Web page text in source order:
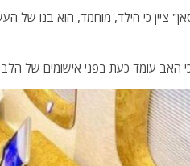
ציין כי הילד, מוחמד, הוא בנו
עומד כעת בפני אישומים של הלבנת הון של